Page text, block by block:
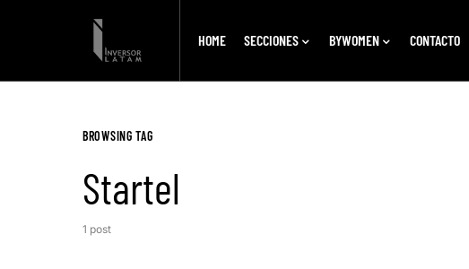
HOME SECCIONES BYWOMEN CONTACTO
BROWSING TAG
Startel
1 post